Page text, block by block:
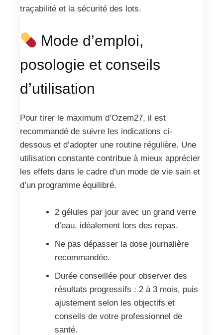
traçabilité et la sécurité des lots.
Mode d’emploi,
posologie et conseils
d’utilisation
Pour tirer le maximum d’Ozem27, il est
recommandé de suivre les indications ci-
dessous et d’adopter une routine régulière. Une
utilisation constante contribue à mieux apprécier
les effets dans le cadre d’un mode de vie sain et
d’un programme équilibré.
2 gélules par jour avec un grand verre
d’eau, idéalement lors des repas.
Ne pas dépasser la dose journalière
recommandée.
Durée conseillée pour observer des
résultats progressifs : 2 à 3 mois, puis
ajustement selon les objectifs et
conseils de votre professionnel de
santé.